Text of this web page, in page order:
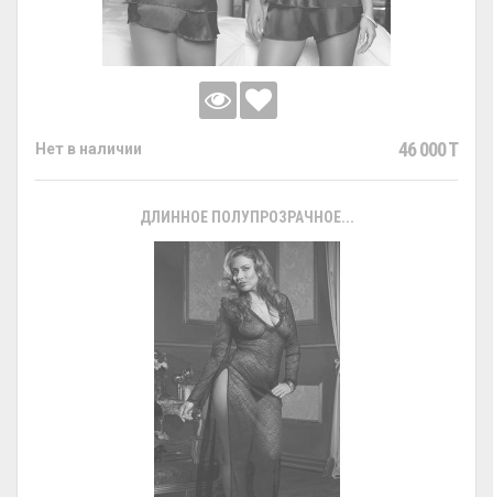
Нет в наличии 46 000 T
ДЛИННОЕ ПОЛУПРОЗРАЧНОЕ...